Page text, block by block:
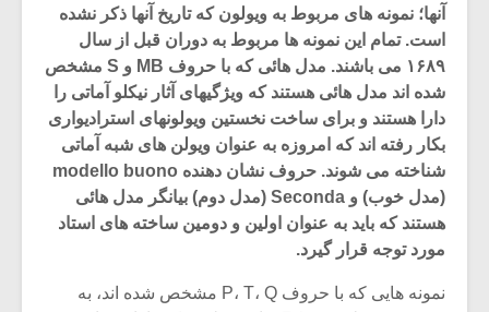
آنها؛ نمونه های مربوط به ویولون که تاریخ آنها ذکر نشده
است. تمام این نمونه ها مربوط به دوران قبل از سال
۱۶۸۹ می باشند. مدل هائی که با حروف MB و S مشخص
شده اند مدل هائی هستند که ویژگیهای آثار نیکلو آماتی را
دارا هستند و برای ساخت نخستین ویولونهای استرادیواری
بکار رفته اند که امروزه به عنوان ویولن های شبه آماتی
شناخته می شوند. حروف نشان دهنده modello buono
(مدل خوب) و Seconda (مدل دوم) بیانگر مدل هائی
هستند که باید به عنوان اولین و دومین ساخته های استاد
مورد توجه قرار گیرد.
نمونه هایی که با حروف P، T، Q مشخص شده اند، به